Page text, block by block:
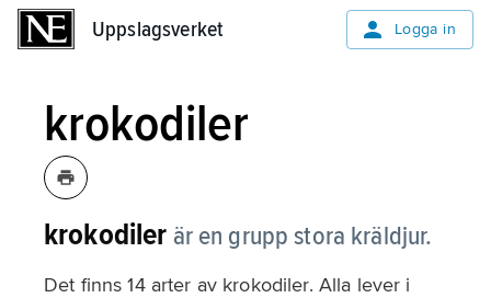
Uppslagsverket Logga in
krokodiler
krokodiler är en grupp stora kräldjur.
Det finns 14 arter av krokodiler. Alla lever i